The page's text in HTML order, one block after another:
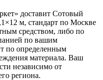
доставит Сотовый
м, стандарт по Москве
средством, либо по
по вашим
по определенным
материала. Ваш
независимо от
региона.